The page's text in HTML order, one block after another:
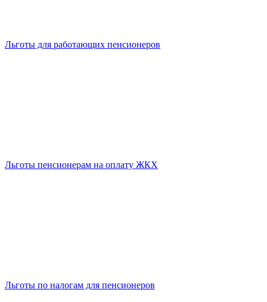
Льготы для работающих пенсионеров
Льготы пенсионерам на оплату ЖКХ
Льготы по налогам для пенсионеров